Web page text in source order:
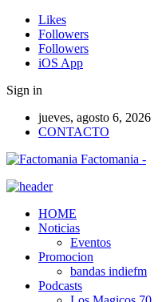
Likes
Followers
Followers
iOS App
Sign in
jueves, agosto 6, 2026
CONTACTO
Factomania -
HOME
Noticias
Eventos
Promocion
bandas indiefm
Podcasts